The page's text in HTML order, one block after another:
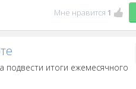
Мне нравится 1
итоги ежемесячного